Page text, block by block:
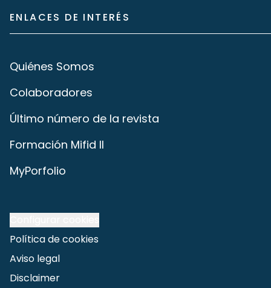
ENLACES DE INTERÉS
Quiénes Somos
Colaboradores
Último número de la revista
Formación Mifid II
MyPorfolio
Política de cookies
Aviso legal
Disclaimer